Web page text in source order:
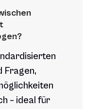
Fragen,
– ideal für